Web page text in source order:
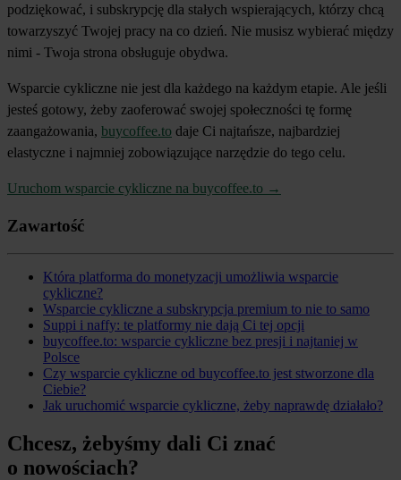
podziękować, i subskrypcję dla stałych wspierających, którzy chcą
towarzyszyć Twojej pracy na co dzień. Nie musisz wybierać między
nimi - Twoja strona obsługuje obydwa.
Wsparcie cykliczne nie jest dla każdego na każdym etapie. Ale jeśli
jesteś gotowy, żeby zaoferować swojej społeczności tę formę
zaangażowania, buycoffee.to daje Ci najtańsze, najbardziej
elastyczne i najmniej zobowiązujące narzędzie do tego celu.
Uruchom wsparcie cykliczne na buycoffee.to →
Zawartość
Która platforma do monetyzacji umożliwia wsparcie
cykliczne?
Wsparcie cykliczne a subskrypcja premium to nie to samo
Suppi i naffy: te platformy nie dają Ci tej opcji
buycoffee.to: wsparcie cykliczne bez presji i najtaniej w
Polsce
Czy wsparcie cykliczne od buycoffee.to jest stworzone dla
Ciebie?
Jak uruchomić wsparcie cykliczne, żeby naprawdę działało?
Chcesz, żebyśmy dali Ci znać
o nowościach?